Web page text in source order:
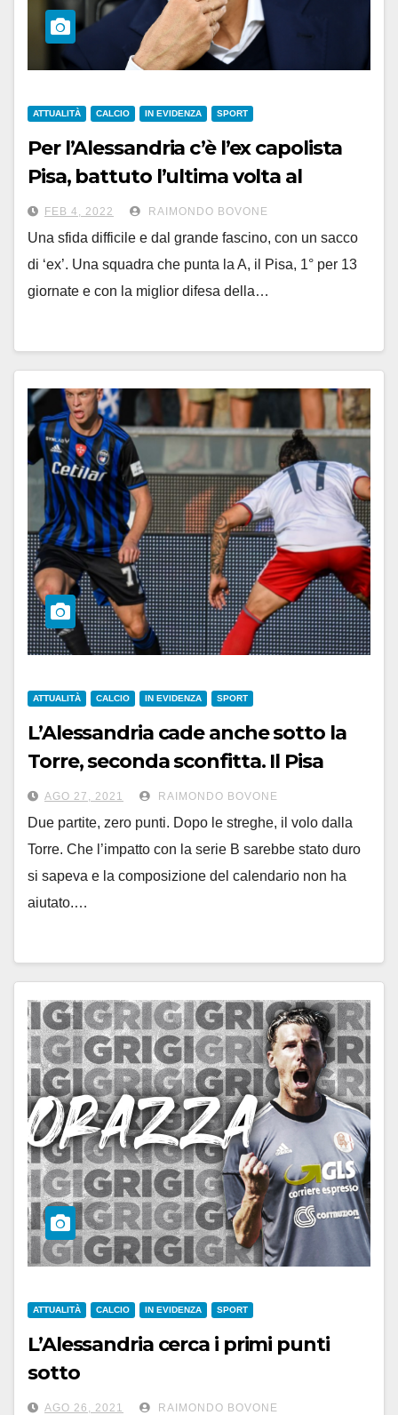
ATTUALITÀ CALCIO IN EVIDENZA SPORT
Per l’Alessandria c’è l’ex capolista
Pisa, battuto l’ultima volta al
‘Moccagatta’ ben 55 anni fa: era il 5
febbraio 1967
FEB 4, 2022 RAIMONDO BOVONE
Una sfida difficile e dal grande fascino, con un sacco
di ‘ex’. Una squadra che punta la A, il Pisa, 1° per 13
giornate e con la miglior difesa della…
ATTUALITÀ CALCIO IN EVIDENZA SPORT
L’Alessandria cade anche sotto la
Torre, seconda sconfitta. Il Pisa
vince 2-0
AGO 27, 2021 RAIMONDO BOVONE
Due partite, zero punti. Dopo le streghe, il volo dalla
Torre. Che l’impatto con la serie B sarebbe stato duro
si sapeva e la composizione del calendario non ha
aiutato.…
ATTUALITÀ CALCIO IN EVIDENZA SPORT
L’Alessandria cerca i primi punti
sotto
la Torre, il Pisa di D’Angelo è
AGO 26, 2021 RAIMONDO BOVONE